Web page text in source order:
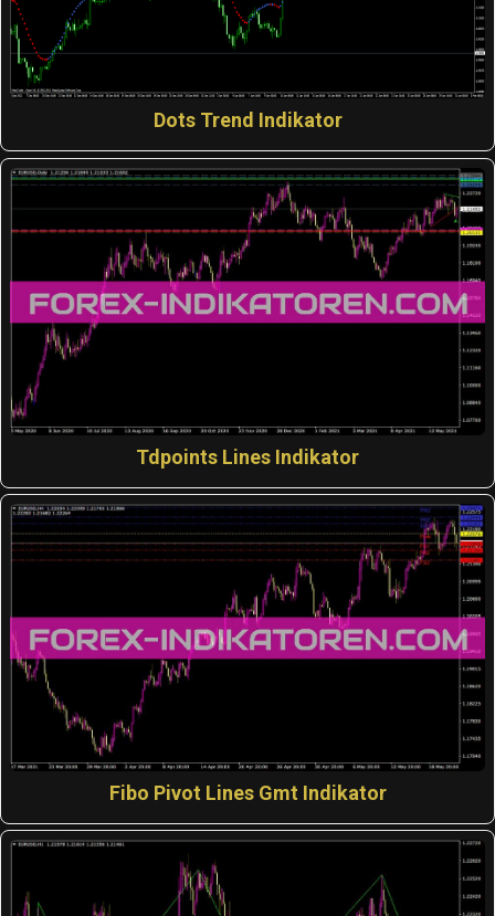
Dots Trend Indikator
Tdpoints Lines Indikator
Fibo Pivot Lines Gmt Indikator